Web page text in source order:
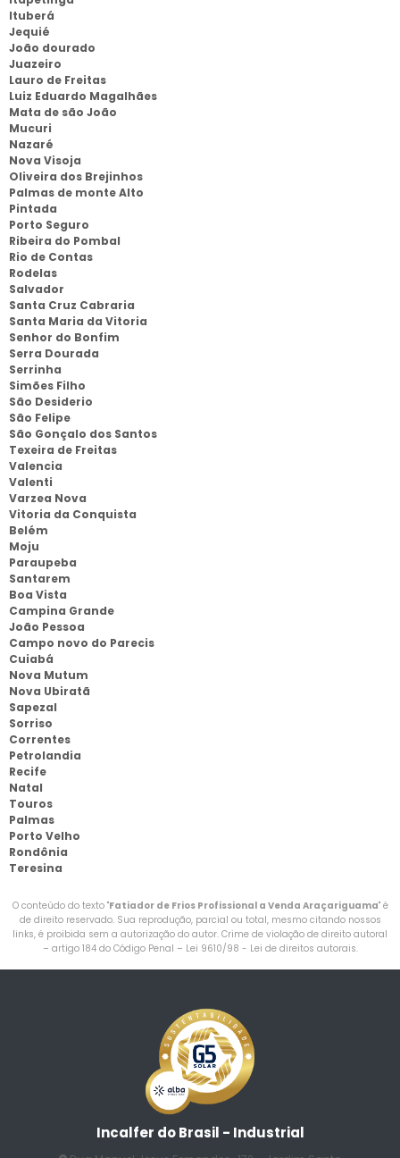
Ituberá
Jequié
João dourado
Juazeiro
Lauro de Freitas
Luiz Eduardo Magalhães
Mata de são João
Mucuri
Nazaré
Nova Visoja
Oliveira dos Brejinhos
Palmas de monte Alto
Pintada
Porto Seguro
Ribeira do Pombal
Rio de Contas
Rodelas
Salvador
Santa Cruz Cabraria
Santa Maria da Vitoria
Senhor do Bonfim
Serra Dourada
Serrinha
Simões Filho
São Desiderio
São Felipe
São Gonçalo dos Santos
Texeira de Freitas
Valencia
Valenti
Varzea Nova
Vitoria da Conquista
Belém
Moju
Paraupeba
Santarem
Boa Vista
Campina Grande
João Pessoa
Campo novo do Parecis
Cuiabá
Nova Mutum
Nova Ubiratã
Sapezal
Sorriso
Correntes
Petrolandia
Recife
Natal
Touros
Palmas
Porto Velho
Rondônia
Teresina
O conteúdo do texto "Fatiador de Frios Profissional a Venda Araçariguama" é
de direito reservado. Sua reprodução, parcial ou total, mesmo citando nossos
links, é proibida sem a autorização do autor. Crime de violação de direito autoral
– artigo 184 do Código Penal – Lei 9610/98 - Lei de direitos autorais.
Incalfer do Brasil - Industrial